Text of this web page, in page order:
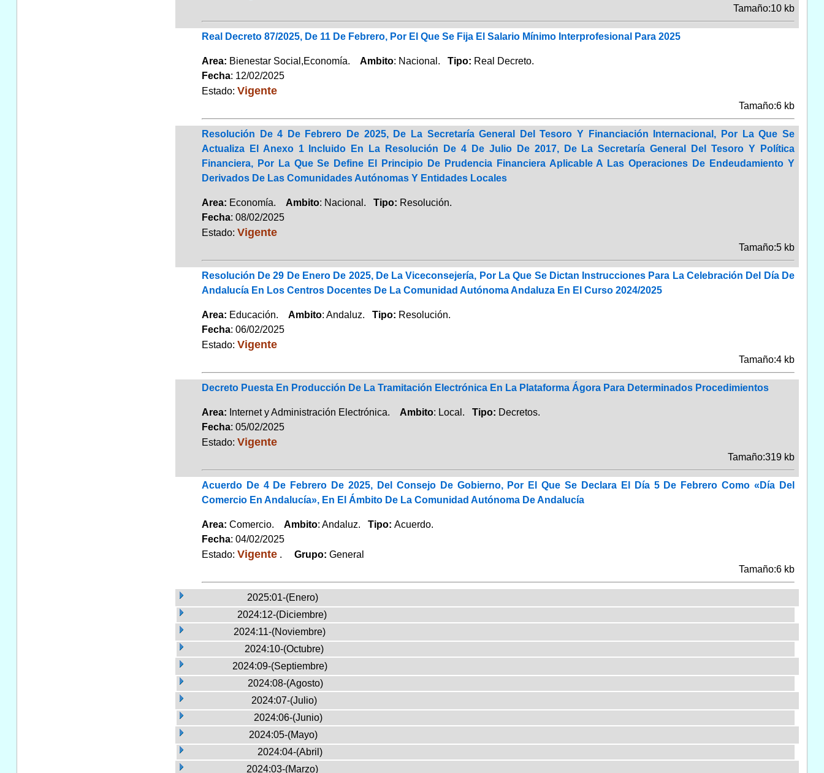
Tamaño:10 kb
Real Decreto 87/2025, De 11 De Febrero, Por El Que Se Fija El Salario Mínimo Interprofesional Para 2025
Area: Bienestar Social,Economía. Ambito: Nacional. Tipo: Real Decreto.
Fecha: 12/02/2025
Estado: Vigente
Tamaño:6 kb
Resolución De 4 De Febrero De 2025, De La Secretaría General Del Tesoro Y Financiación Internacional, Por La Que Se
Actualiza El Anexo 1 Incluido En La Resolución De 4 De Julio De 2017, De La Secretaría General Del Tesoro Y Política
Financiera, Por La Que Se Define El Principio De Prudencia Financiera Aplicable A Las Operaciones De Endeudamiento Y
Derivados De Las Comunidades Autónomas Y Entidades Locales
Area: Economía. Ambito: Nacional. Tipo: Resolución.
Fecha: 08/02/2025
Estado: Vigente
Tamaño:5 kb
Resolución De 29 De Enero De 2025, De La Viceconsejería, Por La Que Se Dictan Instrucciones Para La Celebración Del Día De
Andalucía En Los Centros Docentes De La Comunidad Autónoma Andaluza En El Curso 2024/2025
Area: Educación. Ambito: Andaluz. Tipo: Resolución.
Fecha: 06/02/2025
Estado: Vigente
Tamaño:4 kb
Decreto Puesta En Producción De La Tramitación Electrónica En La Plataforma Ágora Para Determinados Procedimientos
Area: Internet y Administración Electrónica. Ambito: Local. Tipo: Decretos.
Fecha: 05/02/2025
Estado: Vigente
Tamaño:319 kb
Acuerdo De 4 De Febrero De 2025, Del Consejo De Gobierno, Por El Que Se Declara El Día 5 De Febrero Como «Día Del
Comercio En Andalucía», En El Ámbito De La Comunidad Autónoma De Andalucía
Area: Comercio. Ambito: Andaluz. Tipo: Acuerdo.
Fecha: 04/02/2025
Estado: Vigente. Grupo: General
Tamaño:6 kb
2025:01-(Enero)
2024:12-(Diciembre)
2024:11-(Noviembre)
2024:10-(Octubre)
2024:09-(Septiembre)
2024:08-(Agosto)
2024:07-(Julio)
2024:06-(Junio)
2024:05-(Mayo)
2024:04-(Abril)
2024:03-(Marzo)